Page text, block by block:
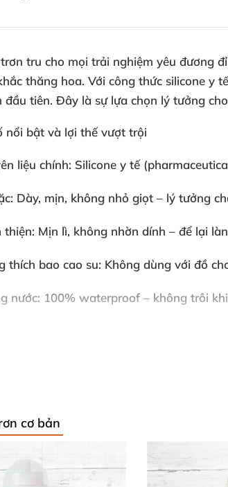
tru cho mọi trải nghiệm yêu đương
thăng hoa. Với công thức silicone y
đầu tiên. Đây là sự lựa chọn lý tưởng
nổi bật và lợi thế vượt trội
liệu chính: Silicone y tế
Dày, mịn, không nhỏ giọt – lý tưởng
thiện: Mịn lì, không nhờn dính – để lại
thích bao cao su: Không dùng với đồ
nước: 100% waterproof – không trôi
kế chai: Bơm dễ cầm, một tay sử dụng,
Deep Action không chỉ giúp
bật
dày dặn, mang lại cảm giác đẳng cấp
cơ bản